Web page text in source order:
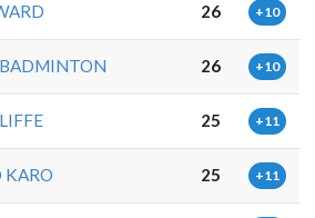
26 +10
26 +10
25 +11
KARO 25 +11